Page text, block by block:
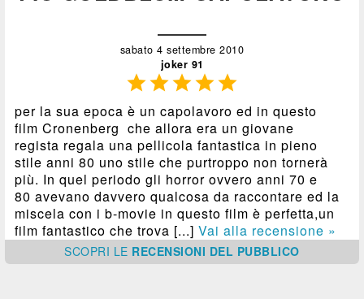
sabato 4 settembre 2010
joker 91

per la sua epoca è un capolavoro ed in questo
film Cronenberg che allora era un giovane
regista regala una pellicola fantastica in pieno
stile anni 80 uno stile che purtroppo non tornerà
più. In quel periodo gli horror ovvero anni 70 e
80 avevano davvero qualcosa da raccontare ed la
miscela con i b-movie in questo film è perfetta,un
film fantastico che trova [...]Vai alla recensione »
SCOPRI LE RECENSIONI DEL PUBBLICO